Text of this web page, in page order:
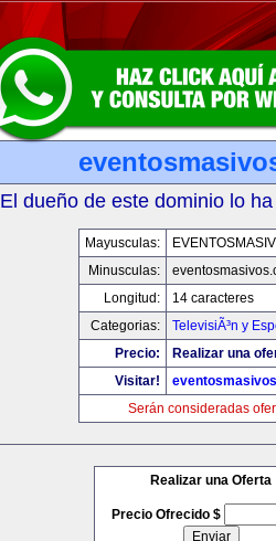
El dueño de este dominio lo
Mayusculas:
Minusculas:
Longitud:
14 caracteres
Categorias:
TelevisiÃ³n y
Precio:
Realizar una
Visitar!
Serán consideradas
Realizar una Oferta
Precio Ofrecido $